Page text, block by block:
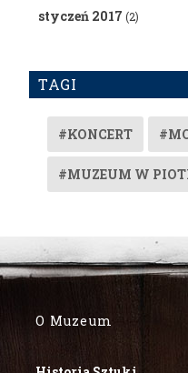
styczeń 2017 (2)
TAGI
#KONCERT
#MUZEUM W
O Muzeum